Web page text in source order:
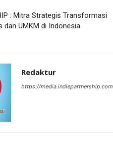
: Mitra Strategis Transformasi
dan UMKM di Indonesia
Redaktur
https://media.indiepartnership.com